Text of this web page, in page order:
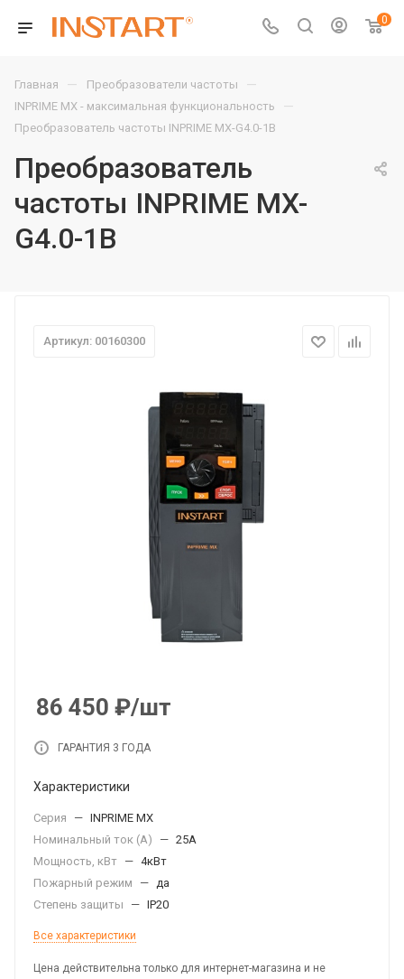
0
Главная — Преобразователи частоты —
INPRIME MX - максимальная функциональность —
Преобразователь частоты INPRIME MX-G4.0-1B
Преобразователь
частоты INPRIME MX-
G4.0-1B
Артикул: 00160300
86 450 ₽/шт
ГАРАНТИЯ 3 ГОДА
Характеристики
Серия — INPRIME MX
Номинальный ток (А)
— 25А
Мощность, кВт — 4кВт
Пожарный режим
— да
Степень защиты
— IP20
Все характеристики
Цена действительна только для интернет-магазина и не